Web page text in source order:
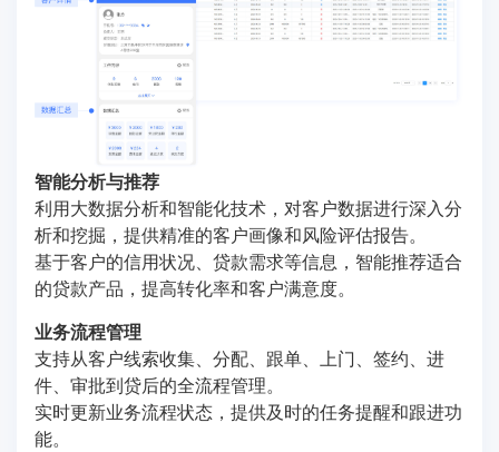
智能分析与推荐
利用大数据分析和智能化技术，对客户数据进行深入分
析和挖掘，提供精准的客户画像和风险评估报告。
基于客户的信用状况、贷款需求等信息，智能推荐适合
的贷款产品，提高转化率和客户满意度。
业务流程管理
支持从客户线索收集、分配、跟单、上门、签约、进
件、审批到贷后的全流程管理。
实时更新业务流程状态，提供及时的任务提醒和跟进功
能。